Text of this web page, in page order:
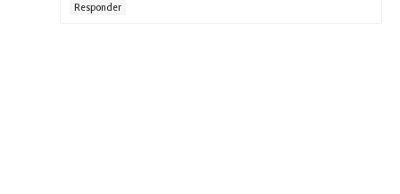
Responder